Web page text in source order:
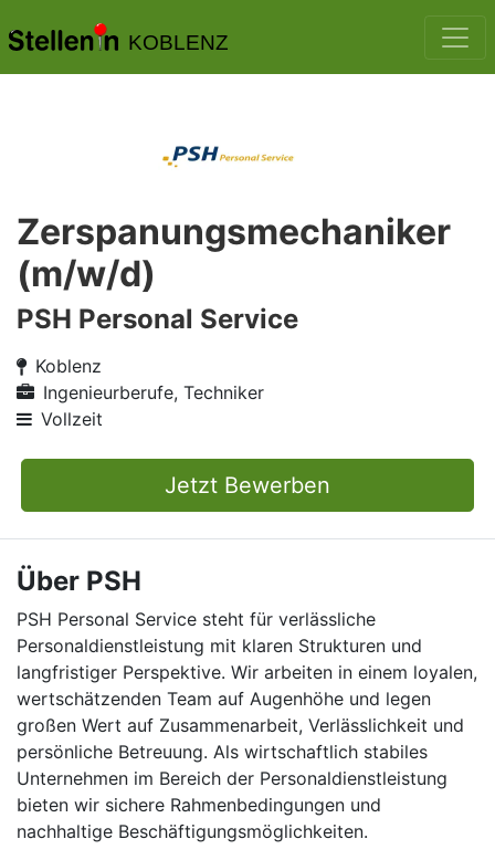
KOBLENZ
Zerspanungsmechaniker
(m/w/d)
PSH Personal Service
Koblenz
Ingenieurberufe, Techniker
Vollzeit
Jetzt Bewerben
Über PSH
PSH Personal Service steht für verlässliche
Personaldienstleistung mit klaren Strukturen und
langfristiger Perspektive. Wir arbeiten in einem loyalen,
wertschätzenden Team auf Augenhöhe und legen
großen Wert auf Zusammenarbeit, Verlässlichkeit und
persönliche Betreuung. Als wirtschaftlich stabiles
Unternehmen im Bereich der Personaldienstleistung
bieten wir sichere Rahmenbedingungen und
nachhaltige Beschäftigungsmöglichkeiten.